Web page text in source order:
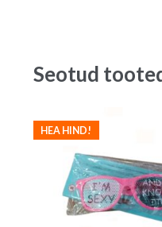
Seotud
HEA HIND!